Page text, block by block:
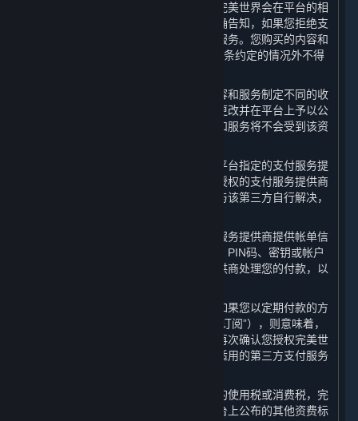
取一定的费用。对于付费内容和服务，完美世界会在平台的相
应页面上将收费方式和资费标准向您明确告知，如果您拒绝支
付该费用，则您无法使用相应的内容和服务。您购买的内容和
服务一经付费即视为购买完成，除第3.G条约定的情况外不得
完美世界有权决定并可能会对不同的内容和服务制定不同的收
费方式和资费标准，并有权随时调整或更改并在平台上予以公
布，您在资费发生变动之前购买的内容和服务将不会受到该资
您在平台上购买内容和服务时，应通过平台指定的支付服务提
供商进行充值或付款。任何因通过未经授权的支付服务提供商
进行的充值或消费而导致的纠纷应由您与该第三方自行解决，
请您注意，当您向完美世界指定的支付服务提供商提供帐单信
息时，即意味着您是与该支付相关的卡、PIN码、密钥或帐户
的授权使用方，并且您授权支付服务提供商处理您的付款，以
对于具有约定使用期限的内容和服务，如果您以定期付款的方
式购买以继续使用（以下简称“定期付费订阅”），则意味着，
对于每一笔定期付款的金额，您同意并再次确认您授权完美世
界或其指定的支付服务提供商通过任何适用的第三方支付服务
如果您使用蒸汽平台需要缴纳任何类型的使用税或消费税，完
美世界会在内容和服务的资费标准和平台上公布的其他资费标